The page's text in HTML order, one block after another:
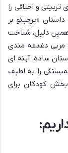
و اخلاقی را
«پرچینو بر
دلیل، شناخت
مربی دغدغه مندی
ساده، آینه ای
را به لطیف
کودکان برای